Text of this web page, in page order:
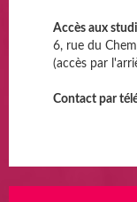
Accès aux
6, rue du
(accès par
Contact par